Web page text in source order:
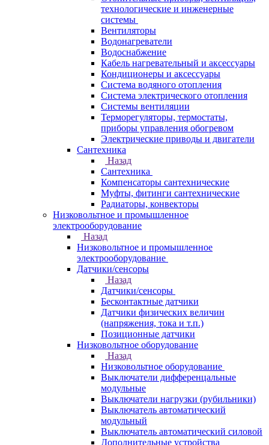
технологические и инженерные
системы
Вентиляторы
Водонагреватели
Водоснабжение
Кабель нагревательный и аксессуары
Кондиционеры и аксессуары
Система водяного отопления
Система электрического отопления
Системы вентиляции
Терморегуляторы, термостаты,
приборы управления обогревом
Электрические приводы и двигатели
Сантехника
Назад
Сантехника
Компенсаторы сантехнические
Муфты, фитинги сантехнические
Радиаторы, конвекторы
Низковольтное и промышленное
электрооборудование
Назад
Низковольтное и промышленное
электрооборудование
Датчики/сенсоры
Назад
Датчики/сенсоры
Бесконтактные датчики
Датчики физических величин
(напряжения, тока и т.п.)
Позиционные датчики
Низковольтное оборудование
Назад
Низковольтное оборудование
Выключатели дифференцальные
модульные
Выключатели нагрузки (рубильники)
Выключатель автоматический
модульный
Выключатель автоматический силовой
Дополнительные устройства